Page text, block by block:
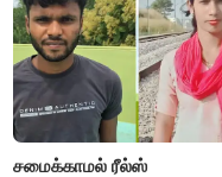
சமைக்காமல் ரீல்ஸ்